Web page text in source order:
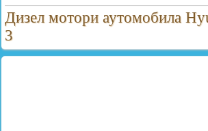
Дизел мотори аутомобила
3